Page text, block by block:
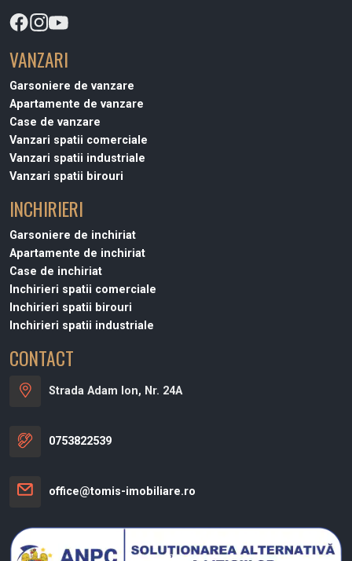
VANZARI
Garsoniere de vanzare
Apartamente de vanzare
Case de vanzare
Vanzari spatii comerciale
Vanzari spatii industriale
Vanzari spatii birouri
INCHIRIERI
Garsoniere de inchiriat
Apartamente de inchiriat
Case de inchiriat
Inchirieri spatii comerciale
Inchirieri spatii birouri
Inchirieri spatii industriale
CONTACT
Strada Adam Ion, Nr. 24A
0753822539
office@tomis-imobiliare.ro